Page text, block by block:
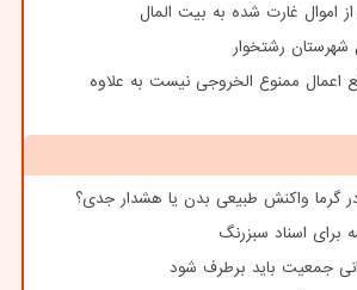
رشتخوار
اعمال ممنوع الخروجی نیست به علاوه
گرما واکنش طبیعی بدن یا هشدار جدی؟
برای اسناد سبزرنگ
جمعیت باید برطرف شود